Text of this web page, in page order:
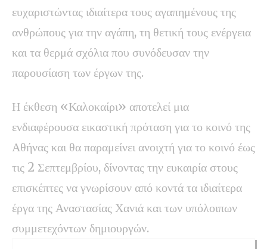
ευχαριστώντας ιδιαίτερα τους αγαπημένους της
ανθρώπους για την αγάπη, τη θετική τους ενέργεια
και τα θερμά σχόλια που συνόδευσαν την
παρουσίαση των έργων της.
Η έκθεση «Καλοκαίρι» αποτελεί μια
ενδιαφέρουσα εικαστική πρόταση για το κοινό της
Αθήνας και θα παραμείνει ανοιχτή για το κοινό έως
τις 2 Σεπτεμβρίου, δίνοντας την ευκαιρία στους
επισκέπτες να γνωρίσουν από κοντά τα ιδιαίτερα
έργα της Αναστασίας Χανιά και των υπόλοιπων
συμμετεχόντων δημιουργών.